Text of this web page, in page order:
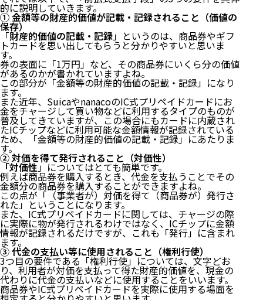
的に説明していきます。
① 金額等の財産的価値が記載・記録されること（価値の
保存）
「財産的価値の記載・記録」というのは、商品券やギフ
トカードを思い出してもらうと分かりやすいと思いま
す。
券の表面に「1万円」など、その商品券にいくら分の価値
があるのかが書かれていますよね。
この部分が「金額等の財産的価値の記載・記録」になり
ます。
また近年、SuicaやnanacoのIC式プリペイドカードにお
金をチャージして買い物などに利用するタイプのものが
普及してきていますが、この場合にもカードに内蔵され
たICチップなどに利用可能な金額情報が記録されている
ため、「金額等の財産的価値の記載・記録」にあたりま
す。
② 対価を得て発行されること（対価性）
「対価性」についてはとても簡単です。
例えば商品券を購入するとき、代金を支払うことでその
金額分の商品券を購入することができますよね。
この点が「（事業者が）対価を得て（商品券が）発行さ
れた」ということになります。
また、IC式プリペイドカードに関しては、チャージの際
に実際に物が発行されるわけではなく、ICチップに金額
情報が記録されるだけですが、これも「発行」に含まれ
ます。
③ 代金の支払い等に使用されること（権利行使）
3つ目の要件である「権利行使」については、文字どお
り、利用者が対価を支払って得た財産的価値を、現金の
代わりに代金の支払いなどに使用することをいいます。
商品券やIC式プリペイドカードを実際に使用する場面を